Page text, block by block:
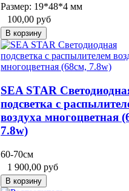
Размер: 19*48*4 мм
100,00 руб
SEA STAR
подсветка с
воздуха многоцветная
7.8w)
60-70см
1 900,00 руб